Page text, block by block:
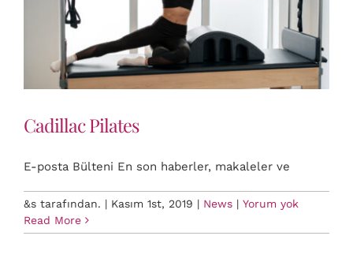
Cadillac Pilates
E-posta Bülteni En son haberler, makaleler ve
&s tarafından. | Kasım 1st, 2019 | News | Yorum yok
Read More